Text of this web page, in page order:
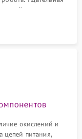
и плат от
животных с
окислений и
цепей питания,